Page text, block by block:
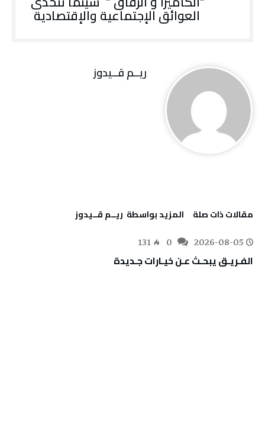
‬العوائق‭ ‬الإجتماعية‭ ‬والإقتصادية‭ ‬
ريــم قــيدوز
‫مقالات ذات صلة‬ ‫‫المزيد بواسطة‬ ‬ ريــم قــيدوز
2026-08-05
131
الفـريـق‭ ‬يبحـث‭ ‬عـن‭ ‬خيـارات‭ ‬جـديدة